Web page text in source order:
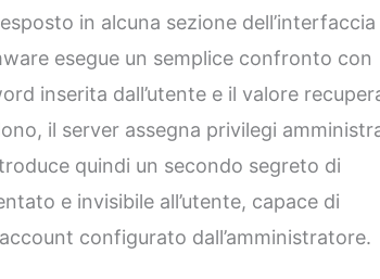
in alcuna sezione dell’interfaccia
esegue un semplice confronto con
inserita dall’utente e il valore
il server assegna privilegi
quindi un secondo segreto di
e invisibile all’utente, capace di
configurato dall’amministratore.